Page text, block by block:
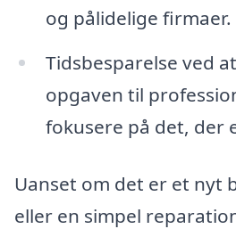
og pålidelige firmaer.
Tidsbesparelse ved
opgaven til
fokusere på det, der
Uanset om det er et nyt
eller en simpel